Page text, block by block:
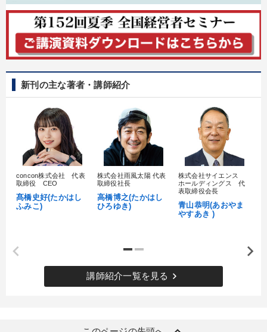
新刊の主な著者・講師紹介
concon株式会社 代表
取締役 CEO
髙橋史好(たかはし
ふみこ)
株式会社雨風太陽 代表
取締役社長
高橋博之(たかはし
ひろゆき)
株式会社サイエンス
ホールディングス 代
表取締役会長
青山恭明(あおやま
やすあき )
講師紹介一覧を見る keyboard_arrow_right